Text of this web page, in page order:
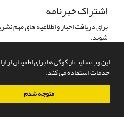
این وب سایت از کوکی ها برای اطمینان از
خدمات استفاده می کند.
متوجه شدم
اشتراک خبرنامه
برای دریافت اخبار و اطلاعیه های مهم
شوید.
سامانه مدیریت نشریات علمی.طراحی و